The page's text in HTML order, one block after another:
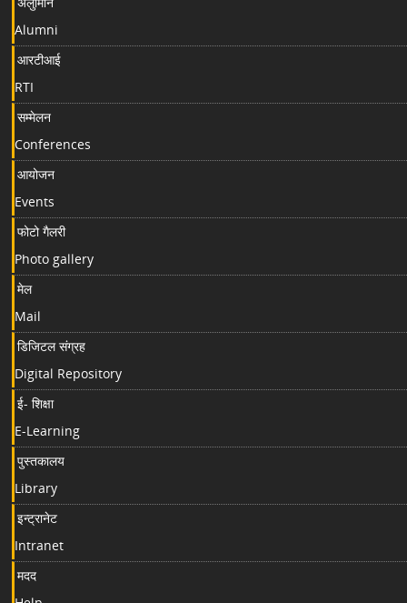
Alumni
आरटीआई
RTI
सम्मेलन
Conferences
आयोजन
Events
फोटो गैलरी
Photo gallery
मेल
Mail
डिजिटल संग्रह
Digital Repository
ई- शिक्षा
E-Learning
पुस्तकालय
Library
इन्ट्रानेट
Intranet
मदद